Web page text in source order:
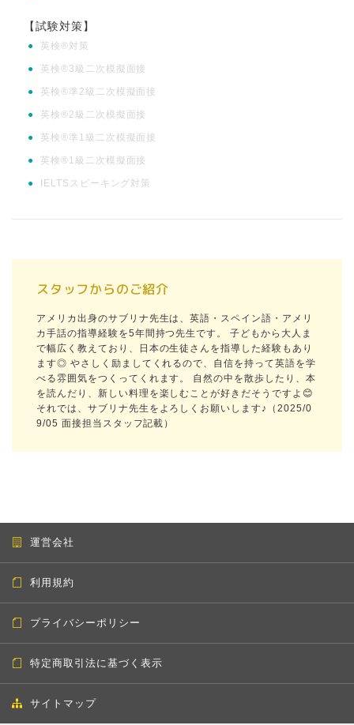
【試験対策】
● 英検®対策
● 英検®3級二次模擬面接
● 英検®準2級二次模擬面接
● 英検®2級二次模擬面接
● 英検®準1級二次模擬面接
● 英検®1級二次模擬面接
● IELTSスピーキング対策
スタッフからのご紹介
アメリカ出身のサブリナ先生は、英語・スペイン語・アメリ
カ手話の指導経験を5年間持つ先生です。 子どもから大人ま
で幅広く教えており、日本の生徒さんを指導した経験もあり
ます◎ やさしく励ましてくれるので、自信を持って英語を学
べる雰囲気をつくってくれます。 自然の中を散歩したり、本
を読んだり、新しい料理を楽しむことが好きだそうですよ😊
それでは、サブリナ先生をよろしくお願いします♪（2025/0
9/05 面接担当スタッフ記載）
運営会社
利用規約
プライバシーポリシー
特定商取引法に基づく表示
サイトマップ